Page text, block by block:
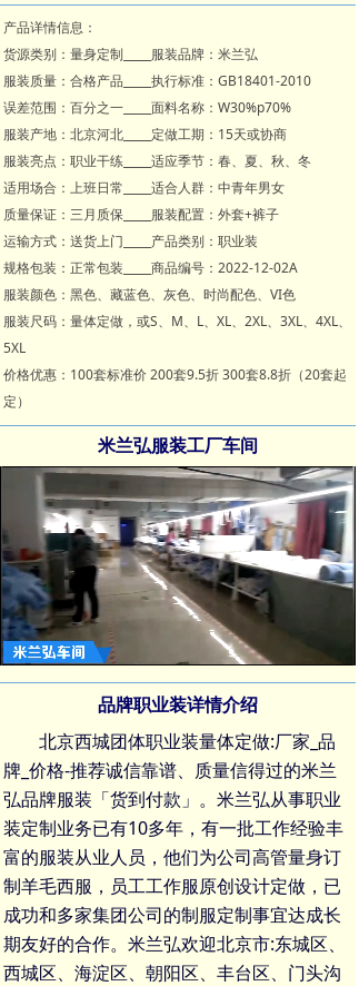
产品详情信息：
货源类别：量身定制_____服装品牌：米兰弘
服装质量：合格产品_____执行标准：GB18401-2010
误差范围：百分之一_____面料名称：W30%p70%
服装产地：北京河北_____定做工期：15天或协商
服装亮点：职业干练_____适应季节：春、夏、秋、冬
适用场合：上班日常_____适合人群：中青年男女
质量保证：三月质保_____服装配置：外套+裤子
运输方式：送货上门_____产品类别：职业装
规格包装：正常包装_____商品编号：2022-12-02A
服装颜色：黑色、藏蓝色、灰色、时尚配色、VI色
服装尺码：量体定做，或S、M、L、XL、2XL、3XL、4XL、
5XL
价格优惠：100套标准价 200套9.5折 300套8.8折（20套起
定）
北京西城团体职业装量体定做:厂家_品
牌_价格-推荐诚信靠谱、质量信得过的米兰
弘品牌服装「货到付款」。米兰弘从事职业
装定制业务已有10多年，有一批工作经验丰
富的服装从业人员，他们为公司高管量身订
制羊毛西服 ， 员工工作服原创设计定做，已
成功和多家集团公司的制服定制事宜达成长
期友好的合作。米兰弘欢迎北京市:东城区、
西城区、海淀区、朝阳区、丰台区、门头沟
Mute
0%
0%
米兰弘服装工厂车间
品牌职业装详情介绍